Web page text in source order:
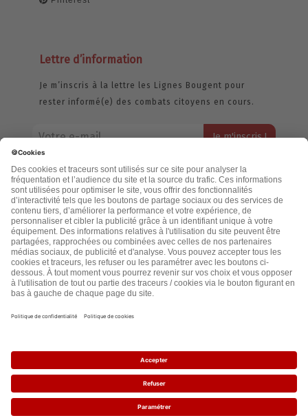
Lettre d’information
Je m’inscris à la lettre les Lignes Bougent pour
rester informé(e) des combats citoyens en cours.
jamais échangée. Pour consulter notre politique de confidentialité,
cliquez ici.
Accueil
Politique de confidentialité
Cookies
2021 - leslignesbougent.org